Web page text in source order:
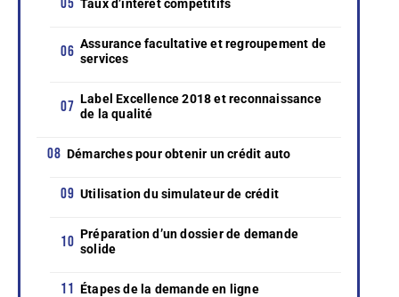
Taux d’intérêt compétitifs
Assurance facultative et regroupement de
services
Label Excellence 2018 et reconnaissance
de la qualité
Démarches pour obtenir un crédit auto
Utilisation du simulateur de crédit
Préparation d’un dossier de demande
solide
Étapes de la demande en ligne